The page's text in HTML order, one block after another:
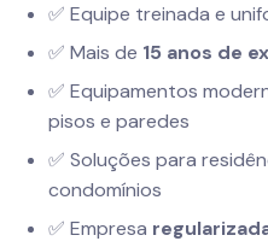
✅ Equipe treinada e
✅ Mais de 15 anos de
✅ Equipamentos
pisos e paredes
✅ Soluções para
condomínios
✅ Empresa